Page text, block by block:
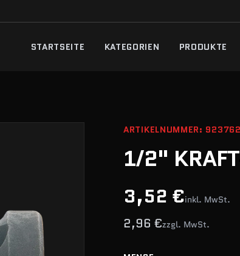
STARTSEITE KATEGORIEN PRODUKTE
ARTIKELNUMMER:
1/2"
3,52 €inkl. MwSt.
2,96 €zzgl. MwSt.